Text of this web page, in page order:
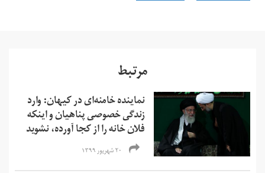
مرتبط
نماینده خامنه‌ای در کیهان: وارد
زندگی خصوصی پناهیان و اینکه
فلان خانه را از کجا آورده، نشوید
۲۰ شهریور ۱۳۹۹